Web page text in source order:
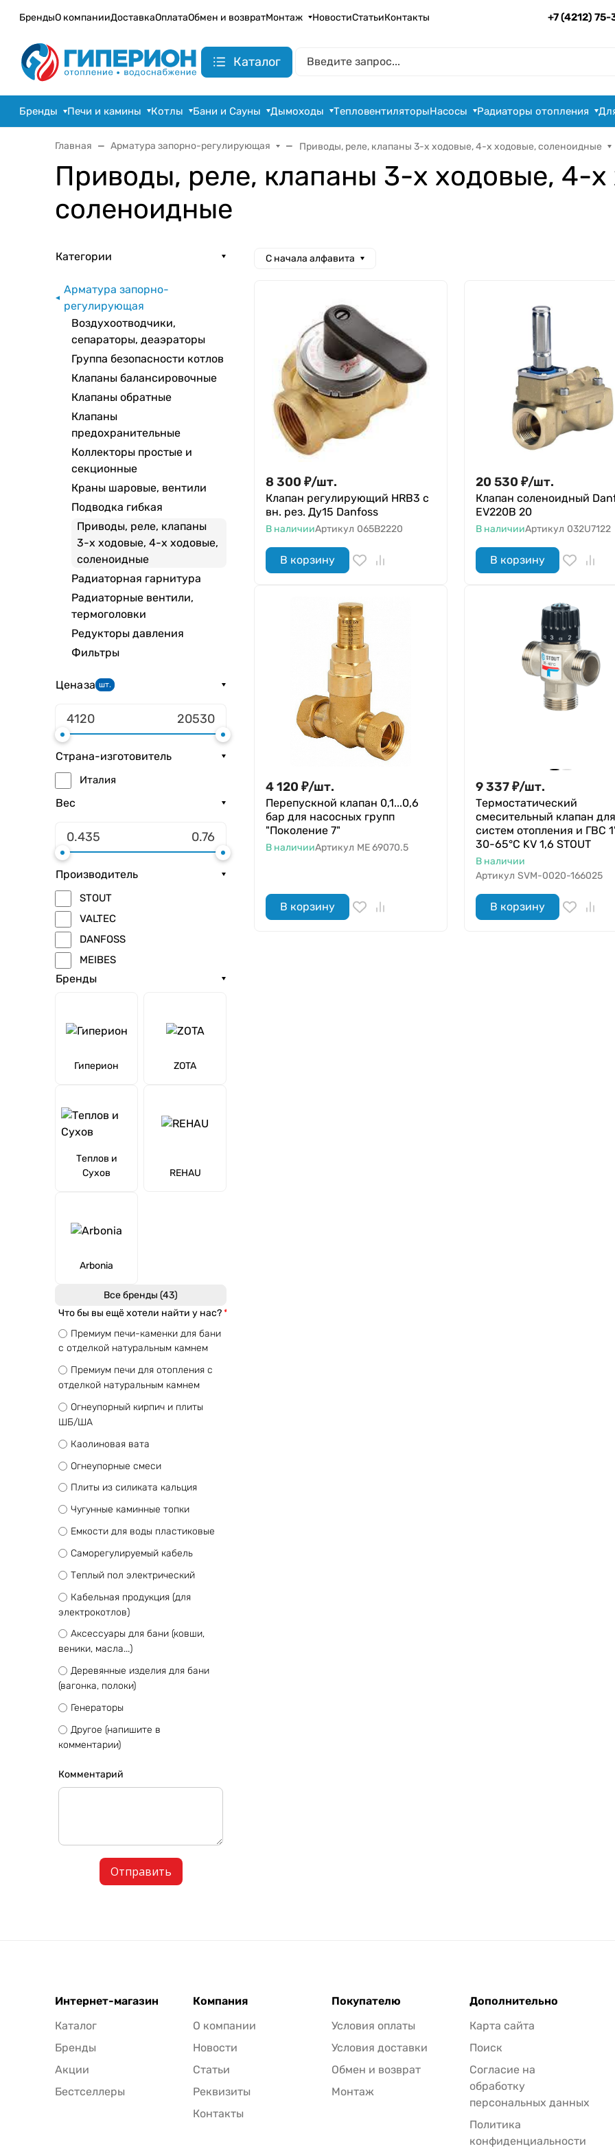
БрендыО компанииДоставкаОплатаОбмен и возвратМонтаж НовостиСтатьиКонтакты +7 (4212)
Каталог
Бренды Печи и камины Котлы Бани и Сауны Дымоходы ТепловентиляторыНасосы Радиаторы отопления
Главная Арматура запорно-регулирующая Приводы, реле, клапаны 3-х ходовые, 4-х ходовые, соленоидные
Приводы, реле, клапаны 3-х ходовые, 4-х
соленоидные
Категории
Арматура запорно-
регулирующая
Воздухоотводчики,
сепараторы, деаэраторы
Группа безопасности котлов
Клапаны балансировочные
Клапаны обратные
Клапаны
предохранительные
Коллекторы простые и
секционные
Краны шаровые, вентили
Подводка гибкая
Приводы, реле, клапаны
3-х ходовые, 4-х ходовые,
соленоидные
Радиаторная гарнитура
Радиаторные вентили,
термоголовки
Редукторы давления
Фильтры
Ценаза шт.
Страна-изготовитель
Италия
Вес
Производитель
STOUT
VALTEC
DANFOSS
MEIBES
Бренды
Гиперион ZOTA
Теплов и
Сухов
REHAU
Arbonia
Все бренды (43)
Что бы вы ещё хотели найти у нас?
Премиум печи-каменки для бани
с отделкой натуральным камнем
Премиум печи для отопления с
отделкой натуральным камнем
Огнеупорный кирпич и плиты
ШБ/ША
Каолиновая вата
Огнеупорные смеси
Плиты из силиката кальция
Чугунные каминные топки
Емкости для воды пластиковые
Саморегулируемый кабель
Теплый пол электрический
Кабельная продукция (для
электрокотлов)
Аксессуары для бани (ковши,
веники, масла...)
Деревянные изделия для бани
(вагонка, полоки)
Генераторы
Другое (напишите в
комментарии)
Комментарий
Отправить
С начала алфавита
8 300 ₽/шт.
Клапан регулирующий HRB3 с
вн. рез. Ду15 Danfoss
В наличииАртикул 065B2220
В корзину
20 530 ₽/шт.
Клапан соленоидный
EV220В 20
В наличииАртикул 032U7122
В корзину
4 120 ₽/шт.
Перепускной клапан 0,1...0,6
бар для насосных групп
"Поколение 7"
В наличииАртикул ME 69070.5
В корзину
9 337₽/шт.
Термостатический
смесительный клапан для
систем отопления и ГВС
30-65°С KV 1,6 STOUT
В наличии
Артикул SVM-0020-166025
В корзину
Интернет-магазин
Каталог
Бренды
Акции
Бестселлеры
Компания
О компании
Новости
Статьи
Реквизиты
Контакты
Покупателю
Условия оплаты
Условия доставки
Обмен и возврат
Монтаж
Дополнительно
Карта сайта
Поиск
Согласие на
обработку
персональных данных
Политика
конфиденциальности